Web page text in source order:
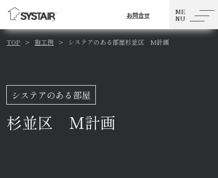
お問合せ
ME
NU
of steel stairs proposed by YOKOMORI,
residences.
請求・お問合せ
TOP 施工例 システアのある部屋杉並区 M計画
システアのある部屋
杉並区 M計画